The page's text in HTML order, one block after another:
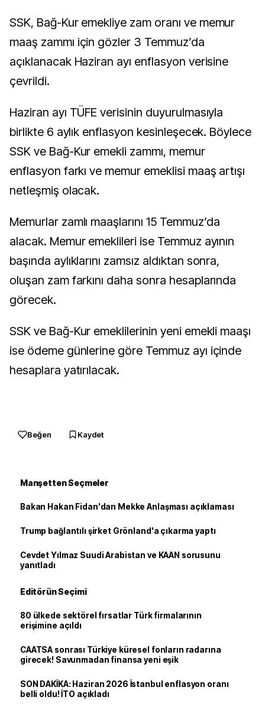
SSK, Bağ-Kur emekliye zam oranı ve memur
maaş zammı için gözler 3 Temmuz’da
açıklanacak Haziran ayı enflasyon verisine
çevrildi.
Haziran ayı TÜFE verisinin duyurulmasıyla
birlikte 6 aylık enflasyon kesinleşecek. Böylece
SSK ve Bağ-Kur emekli zammı, memur
enflasyon farkı ve memur emeklisi maaş artışı
netleşmiş olacak.
Memurlar zamlı maaşlarını 15 Temmuz’da
alacak. Memur emeklileri ise Temmuz ayının
başında aylıklarını zamsız aldıktan sonra,
oluşan zam farkını daha sonra hesaplarında
görecek.
SSK ve Bağ-Kur emeklilerinin yeni emekli maaşı
ise ödeme günlerine göre Temmuz ayı içinde
hesaplara yatırılacak.
Beğen Kaydet
Manşetten Seçmeler
Bakan Hakan Fidan'dan Mekke Anlaşması açıklaması
Trump bağlantılı şirket Grönland'a çıkarma yaptı
Cevdet Yılmaz Suudi Arabistan ve KAAN sorusunu
yanıtladı
Editörün Seçimi
80 ülkede sektörel fırsatlar Türk firmalarının
erişimine açıldı
CAATSA sonrası Türkiye küresel fonların radarına
girecek! Savunmadan finansa yeni eşik
SON DAKİKA: Haziran 2026 İstanbul enflasyon oranı
belli oldu! İTO açıkladı